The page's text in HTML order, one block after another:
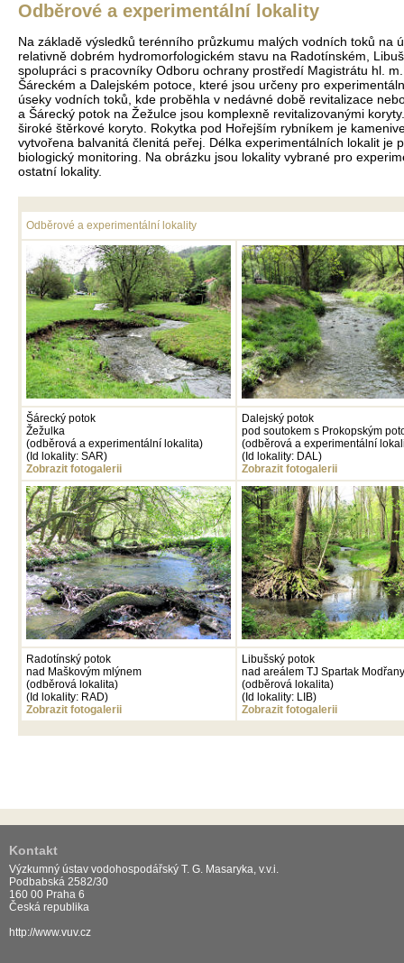
Odběrové a experimentální lokality
Na základě výsledků terénního průzkumu malých vodních toků na
relativně dobrém hydromorfologickém stavu na Radotínském,
spolupráci s pracovníky Odboru ochrany prostředí Magistrátu hl.
Šáreckém a Dalejském potoce, které jsou určeny pro
úseky vodních toků, kde proběhla v nedávné době revitalizace
a Šárecký potok na Žežulce jsou komplexně revitalizovanými
široké štěrkové koryto. Rokytka pod Hořejším rybníkem je
vytvořena balvanitá členitá peřej. Délka experimentálních lokalit
biologický monitoring. Na obrázku jsou lokality vybrané pro
ostatní lokality.
Odběrové a experimentální lokality
Šárecký potok
Žežulka
(odběrová a experimentální lokalita)
(Id lokality: SAR)
Zobrazit fotogalerii
Dalejský potok
pod soutokem s Prokopským
(odběrová a experimentální
(Id lokality: DAL)
Zobrazit fotogalerii
Radotínský potok
nad Maškovým mlýnem
(odběrová lokalita)
(Id lokality: RAD)
Zobrazit fotogalerii
Libušský potok
nad areálem TJ Spartak Modřany
(odběrová lokalita)
(Id lokality: LIB)
Zobrazit fotogalerii
Kontakt
Výzkumný ústav vodohospodářský T. G. Masaryka, v.v.i.
Podbabská 2582/30
160 00 Praha 6
Česká republika
http://www.vuv.cz